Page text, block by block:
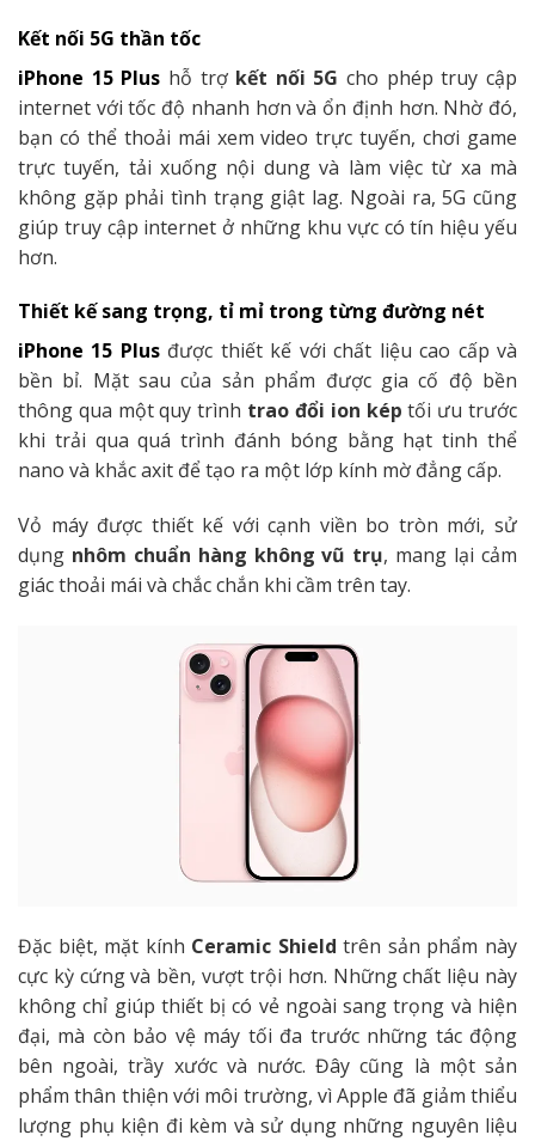
Kết nối 5G thần tốc
iPhone 15 Plus hỗ trợ kết nối 5G cho phép truy cập
internet với tốc độ nhanh hơn và ổn định hơn. Nhờ đó,
bạn có thể thoải mái xem video trực tuyến, chơi game
trực tuyến, tải xuống nội dung và làm việc từ xa mà
không gặp phải tình trạng giật lag. Ngoài ra, 5G cũng
giúp truy cập internet ở những khu vực có tín hiệu yếu
hơn.
Thiết kế sang trọng, tỉ mỉ trong từng đường nét
iPhone 15 Plusđược thiết kế với chất liệu cao cấp và
bền bỉ. Mặt sau của sản phẩm được gia cố độ bền
thông qua một quy trình trao đổi ion kép tối ưu trước
khi trải qua quá trình đánh bóng bằng hạt tinh thể
nano và khắc axit để tạo ra một lớp kính mờ đẳng cấp.
Vỏ máy được thiết kế với cạnh viền bo tròn mới, sử
dụng nhôm chuẩn hàng không vũ trụ, mang lại cảm
giác thoải mái và chắc chắn khi cầm trên tay.
Đặc biệt, mặt kính Ceramic Shield trên sản phẩm này
cực kỳ cứng và bền, vượt trội hơn. Những chất liệu này
không chỉ giúp thiết bị có vẻ ngoài sang trọng và hiện
đại, mà còn bảo vệ máy tối đa trước những tác động
bên ngoài, trầy xước và nước. Đây cũng là một sản
phẩm thân thiện với môi trường, vì Apple đã giảm thiểu
lượng phụ kiện đi kèm và sử dụng những nguyên liệu